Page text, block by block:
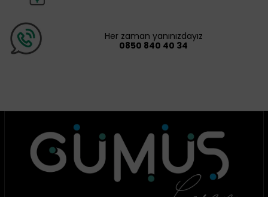
Her zaman yanınızdayız
0850 840 40 34